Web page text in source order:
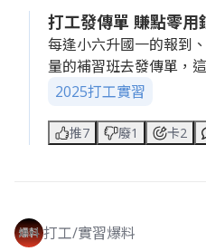
資料要整理？以前的同
些問題我一直默默放在
續做事。最近才想到說
能是那邊的同仁有時會
幾年的資料，但對方把
在上面，導致順序錯亂
生過來依序擺好。現在
吧wwwww
打工發傳單 賺點零用
每逢小六升國一的報到
量的補習班去發傳單，
生。新生報到的場合工
的開放時間去進行發放
到滿頭大汗。家長和學
2025打工實習
推7 廢1 卡2
打工/實習爆料